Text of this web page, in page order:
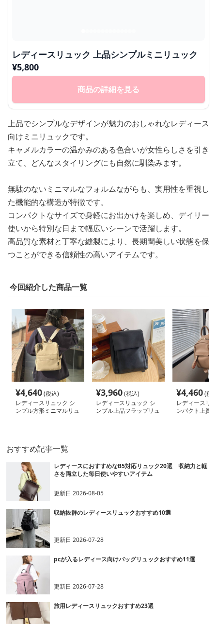
レディースリュック 上品シンプルミニリュック
¥5,800
商品の詳細を見る
上品でシンプルなデザインが魅力のおしゃれなレディース
向けミニリュックです。
キャメルカラーの温かみのある色合いが女性らしさを引き
立て、どんなスタイリングにも自然に馴染みます。
無駄のないミニマルなフォルムながらも、実用性を重視し
た機能的な構造が特徴です。
コンパクトなサイズで身軽にお出かけを楽しめ、デイリー
使いから特別な日まで幅広いシーンで活躍します。
高品質な素材と丁寧な縫製により、長期間美しい状態を保
つことができる信頼性の高いアイテムです。
今回紹介した商品一覧
¥4,640(税込)
レディースリュック シ
ンプル方形ミニマルリュ
¥3,960(税込)
レディースリュック シ
ンプル上品フラップリュ
¥4,460(税
レディースリ
ンパクト上質
おすすめ記事一覧
レディースにおすすめなB5対応リュック20選 収納力と軽
さを両立した毎日使いやすいアイテム
更新日2026-08-05
収納抜群のレディースリュックおすすめ10選
更新日2026-07-28
pcが入るレディース向けバッグリュックおすすめ11選
更新日2026-07-28
旅用レディースリュックおすすめ23選